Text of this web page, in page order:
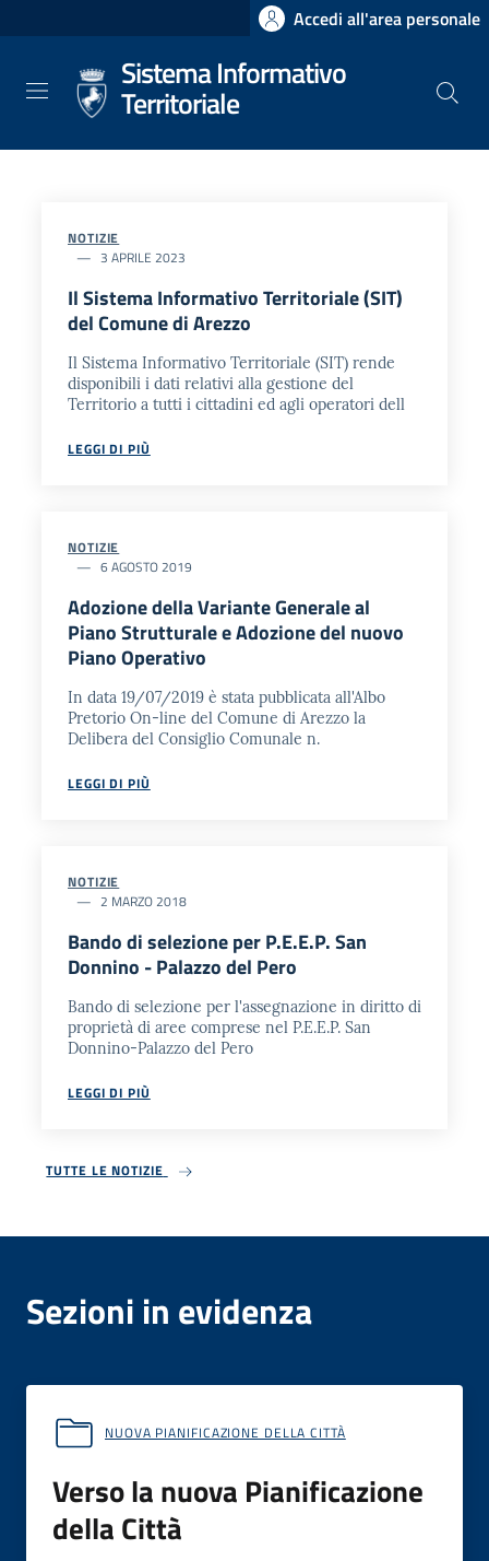
al
principale
Accedi all'area personale
Sistema Informativo
Territoriale
NOTIZIE
3 APRILE 2023
Il Sistema Informativo Territoriale (SIT)
del Comune di Arezzo
Il Sistema Informativo Territoriale (SIT) rende
disponibili i dati relativi alla gestione del
Territorio a tutti i cittadini ed agli operatori dell
LEGGI DI PIÙ
NOTIZIE
6 AGOSTO 2019
Adozione della Variante Generale al
Piano Strutturale e Adozione del nuovo
Piano Operativo
In data 19/07/2019 è stata pubblicata all'Albo
Pretorio On-line del Comune di Arezzo la
Delibera del Consiglio Comunale n.
LEGGI DI PIÙ
NOTIZIE
2 MARZO 2018
Bando di selezione per P.E.E.P. San
Donnino - Palazzo del Pero
Bando di selezione per l'assegnazione in diritto di
proprietà di aree comprese nel P.E.E.P. San
Donnino-Palazzo del Pero
LEGGI DI PIÙ
TUTTE LE NOTIZIE
Sezioni in evidenza
NUOVA PIANIFICAZIONE DELLA CITTÀ
Verso la nuova Pianificazione
della Città